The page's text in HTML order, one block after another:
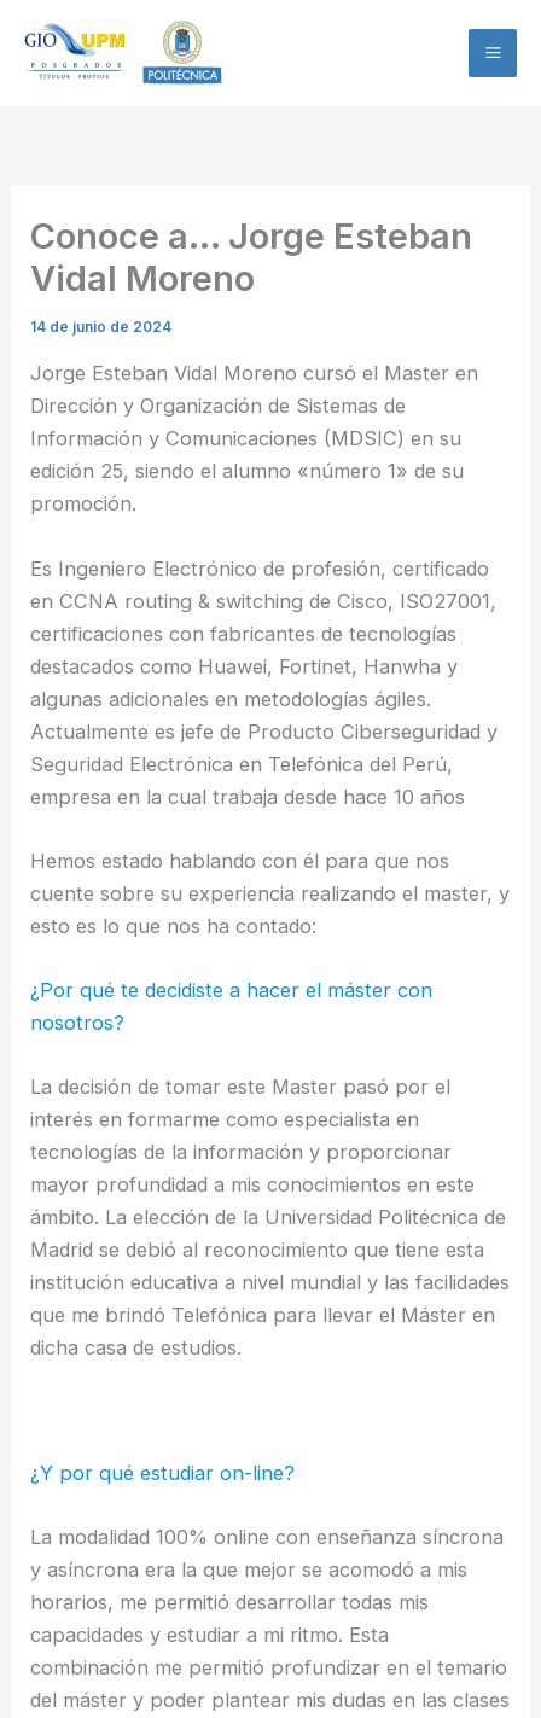
contenido
Conoce a… Jorge Esteban
Vidal Moreno
14 de junio de 2024
Jorge Esteban Vidal Moreno cursó el Master en
Dirección y Organización de Sistemas de
Información y Comunicaciones (MDSIC) en su
edición 25, siendo el alumno «número 1» de su
promoción.
Es Ingeniero Electrónico de profesión, certificado
en CCNA routing & switching de Cisco, ISO27001,
certificaciones con fabricantes de tecnologías
destacados como Huawei, Fortinet, Hanwha y
algunas adicionales en metodologías ágiles.
Actualmente es jefe de Producto Ciberseguridad y
Seguridad Electrónica en Telefónica del Perú,
empresa en la cual trabaja desde hace 10 años
Hemos estado hablando con él para que nos
cuente sobre su experiencia realizando el master, y
esto es lo que nos ha contado:
¿Por qué te decidiste a hacer el máster con
nosotros?
La decisión de tomar este Master pasó por el
interés en formarme como especialista en
tecnologías de la información y proporcionar
mayor profundidad a mis conocimientos en este
ámbito. La elección de la Universidad Politécnica de
Madrid se debió al reconocimiento que tiene esta
institución educativa a nivel mundial y las facilidades
que me brindó Telefónica para llevar el Máster en
dicha casa de estudios.
¿Y por qué estudiar on-line?
La modalidad 100% online con enseñanza síncrona
y asíncrona era la que mejor se acomodó a mis
horarios, me permitió desarrollar todas mis
capacidades y estudiar a mi ritmo. Esta
combinación me permitió profundizar en el temario
del máster y poder plantear mis dudas en las clases